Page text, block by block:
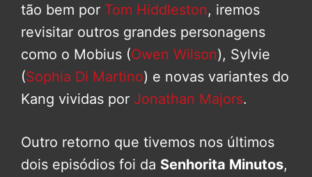
tão bem por Tom Hiddleston, iremos
revisitar outros grandes personagens
como o Mobius (Owen Wilson), Sylvie
(Sophia Di Martino) e novas variantes do
Kang vividas por Jonathan Majors.
Outro retorno que tivemos nos últimos
dois episódios foi da Senhorita Minutos,